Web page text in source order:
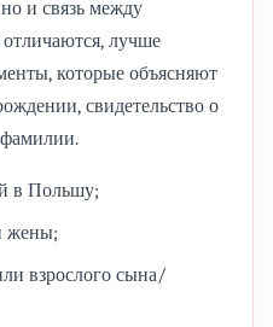
и связь между
лучше
которые объясняют
свидетельство о
в Польшу;
жены;
взрослого сына/